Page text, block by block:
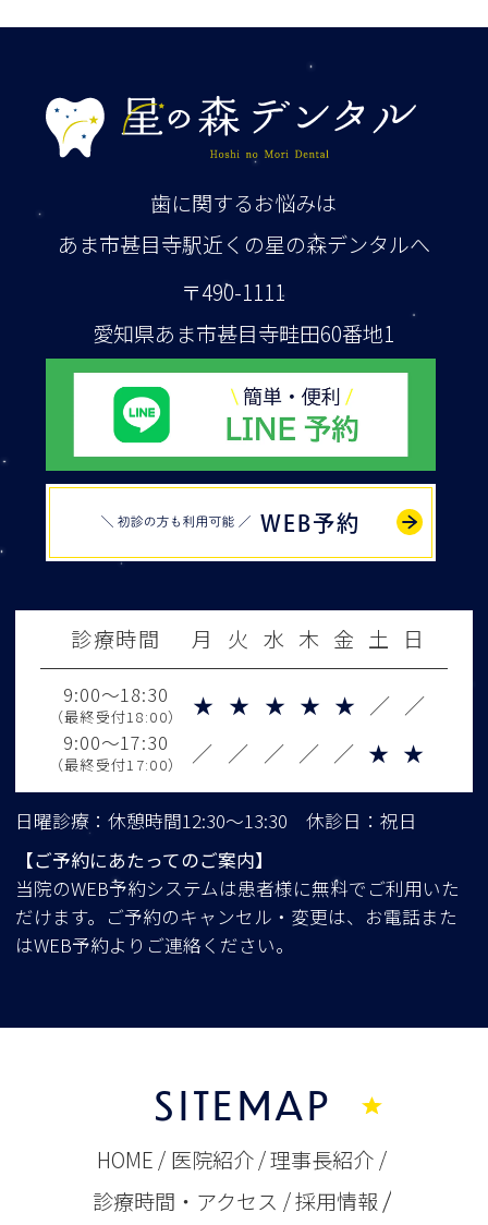
歯に関するお悩みは
あま市甚目寺駅近くの星の森デンタルへ
〒490-1111
愛知県あま市甚目寺畦田60番地1
WEB予約
診療時間 月 火 水 木 金 土 日
9:00～18:30
（最終受付18:00） ★ ★ ★ ★ ★ ／ ／
9:00～17:30
（最終受付17:00） ／ ／ ／ ／ ／ ★ ★
日曜診療：休憩時間12:30～13:30 休診日：祝日
【ご予約にあたってのご案内】
当院のWEB予約システムは患者様に無料でご利用いた
だけます。ご予約のキャンセル・変更は、お電話また
はWEB予約よりご連絡ください。
SITEMAP
HOME 医院紹介 理事長紹介
診療時間・アクセス
採用情報